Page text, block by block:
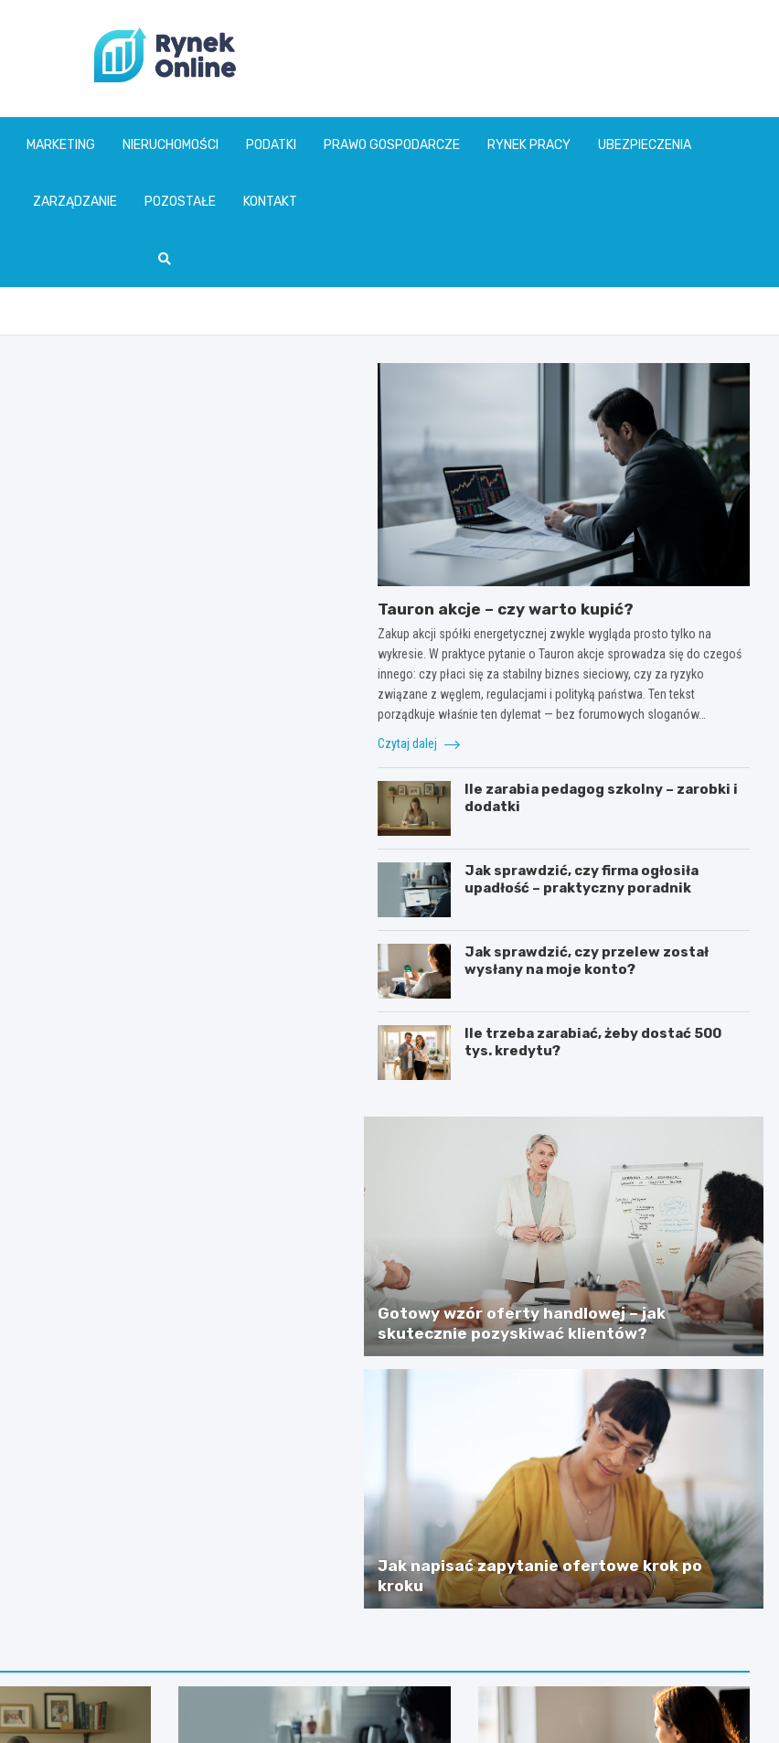
www.rynekonline.pl
MARKETING NIERUCHOMOŚCI PODATKI PRAWO GOSPODARCZE RYNEK PRACY UBEZPIECZENIA
ZARZĄDZANIE POZOSTAŁE KONTAKT
Tauron akcje – czy warto kupić?
Zakup akcji spółki energetycznej zwykle wygląda prosto tylko na
wykresie. W praktyce pytanie o Tauron akcje sprowadza się do czegoś
innego: czy płaci się za stabilny biznes sieciowy, czy za ryzyko
związane z węglem, regulacjami i polityką państwa. Ten tekst
porządkuje właśnie ten dylemat — bez forumowych sloganów…
Czytaj dalej
Ile zarabia pedagog szkolny – zarobki i
dodatki
Jak sprawdzić, czy firma ogłosiła
upadłość – praktyczny poradnik
Jak sprawdzić, czy przelew został
wysłany na moje konto?
Ile trzeba zarabiać, żeby dostać 500
tys. kredytu?
Gotowy wzór oferty handlowej – jak
skutecznie pozyskiwać klientów?
Jak napisać zapytanie ofertowe krok po
kroku